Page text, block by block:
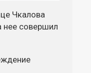
Чкалова
нее совершил